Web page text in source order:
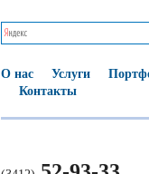
О нас Услуги
Контакты